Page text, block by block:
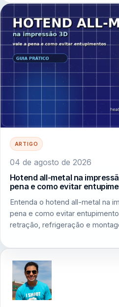
ARTIGO
04 de agosto de 2026
Hotend all-metal na
pena e como evitar
Entenda o hotend all-metal na
pena e como evitar
retração, refrigeração e